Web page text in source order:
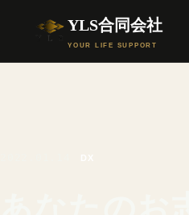
YLS合同会社
YOUR LIFE SUPPORT